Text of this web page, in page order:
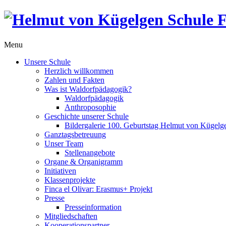
Menu
Unsere Schule
Herzlich willkommen
Zahlen und Fakten
Was ist Waldorfpädagogik?
Waldorfpädagogik
Anthroposophie
Geschichte unserer Schule
Bildergalerie 100. Geburtstag Helmut von
Ganztagsbetreuung
Unser Team
Stellenangebote
Organe & Organigramm
Initiativen
Klassenprojekte
Finca el Olivar: Erasmus+ Projekt
Presse
Presseinformation
Mitgliedschaften